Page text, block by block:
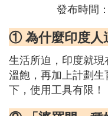
發布時間
① 為什麼印度人
生活所迫，印度就
溫飽，再加上計劃
下，使用工具有限！